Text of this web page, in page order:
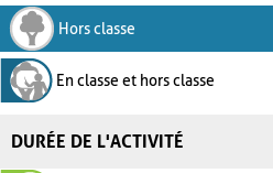
Hors classe
En classe et hors classe
DURÉE DE L'ACTIVITÉ